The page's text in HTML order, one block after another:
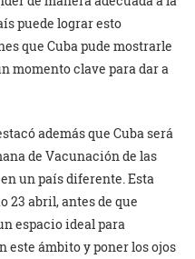
puede lograr esto
que Cuba pude mostrarle
momento clave para dar a
además que Cuba será
de Vacunación de las
un país diferente. Esta
23 abril, antes de que
espacio ideal para
este ámbito y poner los ojos